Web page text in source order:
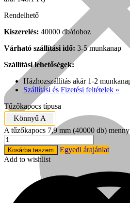
Népszerű!
Senco
Rendelhető
Kiszerelés: 40000 db/doboz
Várható szállítási idő: 3-5 munkanap
Szállítási lehetőségek:
Házhozszállítás akár 1-2
Szállítási és Fizetési feltételek »
Tűzőkapocs típusa
Könnyű A
A tűzőkapocs 7,9 mm (40000 db)
Kosárba teszem
Egyedi árajánlat
Add to wishlist